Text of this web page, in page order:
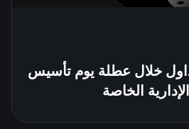
خلال عطلة يوم تأسيس
الخاصة